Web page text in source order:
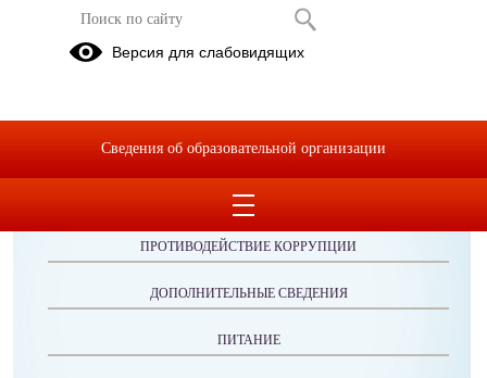
Публикации за 02.11.2025
ОБРАЩЕНИЯ ГРАЖДАН
ПРОТИВОДЕЙСТВИЕ КОРРУПЦИИ
ДОПОЛНИТЕЛЬНЫЕ СВЕДЕНИЯ
ПИТАНИЕ
Версия для слабовидящих
Сведения об образовательной организации